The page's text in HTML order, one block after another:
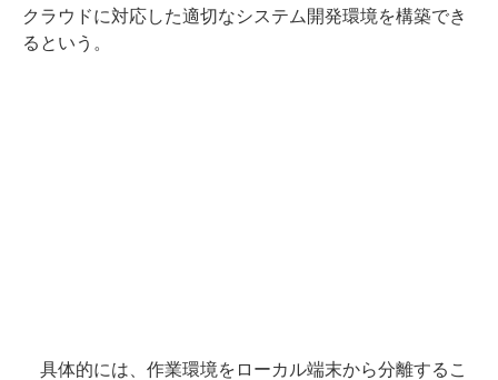
クラウドに対応した適切なシステム開発環境を構築でき
るという。
具体的には、作業環境をローカル端末から分離するこ